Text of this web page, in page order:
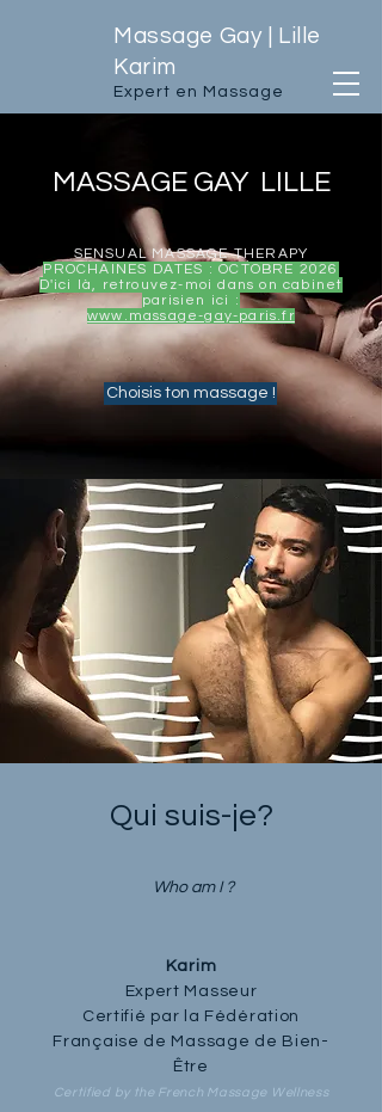
Massage Gay | Lille
Karim
Expert en Massage
MASSAGE GAY LILLE
SENSUAL MASSAGE THERAPY
PROCHAINES DATES : OCTOBRE 2026
D'ici là, retrouvez-moi dans on cabinet
parisien ici :
www.massage-gay-paris.fr
Choisis ton massage !
Qui suis-je?
Who am I ?
Karim
Expert Masseur
Certifié par la Fédération
Française de Massage de Bien-
Être
Certified by the French Massage Wellness